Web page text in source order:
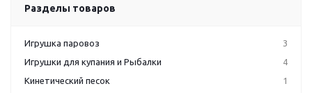
Разделы товаров
Игрушка паровоз
3
Игрушки для купания и Рыбалки
4
Кинетический песок
1